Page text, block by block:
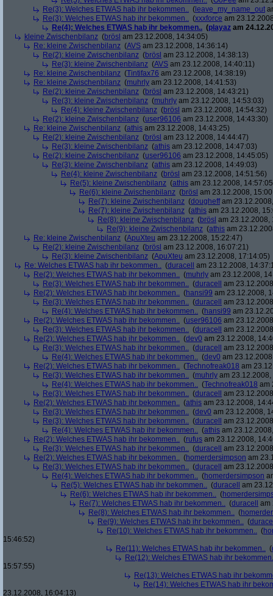
Re(3): Welches ETWAS hab ihr bekommen.. ( leave_my_name_out
Re(3): Welches ETWAS hab ihr bekommen.. (xxxforce am
Re(4): Welches ETWAS hab ihr bekommen.. (playaz am
kleine Zwischenbilanz (brösl am 23.12.2008, 14:34:05)
Re: kleine Zwischenbilanz (AVS am 23.12.2008, 14:36:14)
Re(2): kleine Zwischenbilanz (brösl am 23.12.2008, 14:38:13)
Re(3): kleine Zwischenbilanz (AVS am 23.12.2008, 14:40:11)
Re: kleine Zwischenbilanz (Tintifax76 am 23.12.2008, 14:38:19)
Re: kleine Zwischenbilanz (muhrly am 23.12.2008, 14:41:53)
Re(2): kleine Zwischenbilanz (brösl am 23.12.2008, 14:43:21)
Re(3): kleine Zwischenbilanz (muhrly am 23.12.2008, 14:53:03)
Re(4): kleine Zwischenbilanz (brösl am 23.12.2008, 14:54:32)
Re(2): kleine Zwischenbilanz (user96106 am 23.12.2008, 14:43:30)
Re: kleine Zwischenbilanz (athis am 23.12.2008, 14:43:25)
Re(2): kleine Zwischenbilanz (brösl am 23.12.2008, 14:44:47)
Re(3): kleine Zwischenbilanz (athis am 23.12.2008, 14:47:03)
Re(2): kleine Zwischenbilanz (user96106 am 23.12.2008, 14:45:05)
Re(3): kleine Zwischenbilanz (athis am 23.12.2008, 14:49:03)
Re(4): kleine Zwischenbilanz (brösl am 23.12.2008, 14:51:56)
Re(5): kleine Zwischenbilanz (athis am 23.12.2008,
Re(6): kleine Zwischenbilanz (brösl am 23.12.2008,
Re(7): kleine Zwischenbilanz (dougheffam
Re(7): kleine Zwischenbilanz (athis am 23.12.2008,
Re(8): kleine Zwischenbilanz (brösl am 23.12.2008,
Re(9): kleine Zwischenbilanz (athis am
Re: kleine Zwischenbilanz (ApuXteu am 23.12.2008, 15:22:47)
Re(2): kleine Zwischenbilanz (brösl am 23.12.2008, 16:07:21)
Re(3): kleine Zwischenbilanz (ApuXteu am 23.12.2008, 17:14:05)
Re: Welches ETWAS hab ihr bekommen.. (duracell
am 23.12.2008,
Re(2): Welches ETWAS hab ihr bekommen.. (muhrly am 23.12.2008,
Re(3): Welches ETWAS hab ihr bekommen.. (duracell
am
Re(2): Welches ETWAS hab ihr bekommen.. (hansi99 am 23.12.2008,
Re(3): Welches ETWAS hab ihr bekommen.. (duracell
am
Re(4): Welches ETWAS hab ihr bekommen.. (hansi99 am
Re(2): Welches ETWAS hab ihr bekommen.. (user96106 am
Re(3): Welches ETWAS hab ihr bekommen.. (duracell
am
Re(2): Welches ETWAS hab ihr bekommen.. (dev0 am 23.12.2008,
Re(3): Welches ETWAS hab ihr bekommen.. (duracell
am
Re(4): Welches ETWAS hab ihr bekommen.. (dev0 am
Re(2): Welches ETWAS hab ihr bekommen.. (Technofreak018 am
Re(3): Welches ETWAS hab ihr bekommen.. (muhrly am
Re(4): Welches ETWAS hab ihr bekommen.. (Technofreak018 am
Re(3): Welches ETWAS hab ihr bekommen.. (duracell
am
Re(2): Welches ETWAS hab ihr bekommen.. (athis am 23.12.2008,
Re(3): Welches ETWAS hab ihr bekommen.. (dev0 am 23.12.2008,
Re(3): Welches ETWAS hab ihr bekommen.. (duracell
am
Re(4): Welches ETWAS hab ihr bekommen.. (athis am
Re(2): Welches ETWAS hab ihr bekommen.. (rufus am 23.12.2008,
Re(3): Welches ETWAS hab ihr bekommen.. (duracell
am
Re(2): Welches ETWAS hab ihr bekommen.. (homerdersimpson am
Re(3): Welches ETWAS hab ihr bekommen.. (duracell
am
Re(4): Welches ETWAS hab ihr bekommen.. (homerdersimpson
Re(5): Welches ETWAS hab ihr bekommen.. (duracell
am
Re(6): Welches ETWAS hab ihr bekommen.. (
Re(7): Welches ETWAS hab ihr bekommen.. (duracell
am
Re(8): Welches ETWAS hab ihr bekommen.. (
Re(9): Welches ETWAS hab ihr bekommen.. (
Re(10): Welches ETWAS hab ihr bekommen.. (
15:46:52)
Re(11): Welches ETWAS hab ihr bekommen.. (
Re(12): Welches ETWAS hab ihr
15:57:55)
Re(13): Welches ETWAS hab ihr
Re(14): Welches ETWAS hab ihr
23.12.2008, 16:04:13)